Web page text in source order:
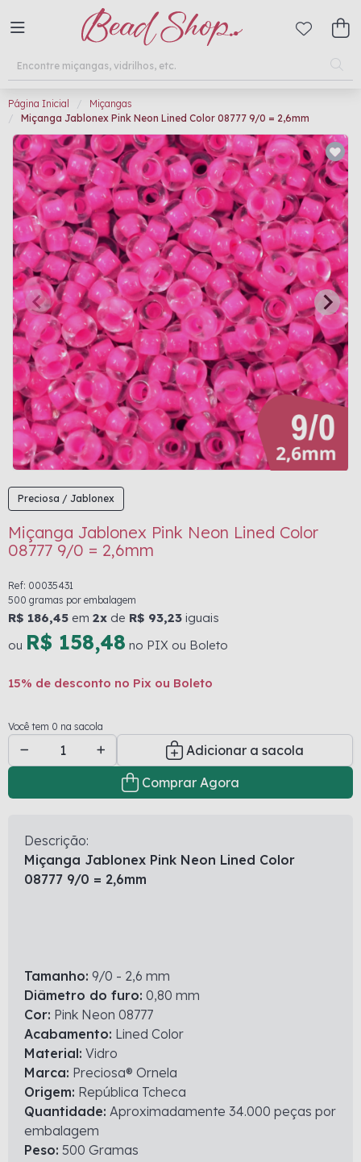
Página Inicial
Miçangas
Miçanga Jablonex Pink Neon Lined Color 08777 9/0 = 2,6mm
Preciosa / Jablonex
Miçanga Jablonex Pink Neon Lined Color
08777 9/0 = 2,6mm
Ref: 00035431
500 gramas por embalagem
R$ 186,45 em 2x de R$ 93,23 iguais
ou R$ 158,48 no PIX ou Boleto
15% de desconto no Pix ou Boleto
Você tem 0 na sacola
Adicionar a sacola
Comprar Agora
Descrição:
Miçanga Jablonex Pink Neon Lined Color
08777 9/0 = 2,6mm
Tamanho: 9/0 - 2,6 mm
Diâmetro do furo: 0,80 mm
Cor: Pink Neon 08777
Acabamento: Lined Color
Material: Vidro
Marca: Preciosa® Ornela
Origem: República Tcheca
Quantidade: Aproximadamente 34.000 peças por
embalagem
Peso: 500 Gramas